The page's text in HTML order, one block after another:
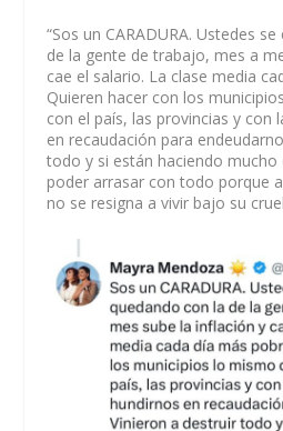
“Sos un CARADURA. Ustedes
de la gente de trabajo, mes a
cae el salario. La clase media
Quieren hacer con los
con el país, las provincias y con
en recaudación para
todo y si están haciendo
poder arrasar con todo porque
no se resigna a vivir bajo su